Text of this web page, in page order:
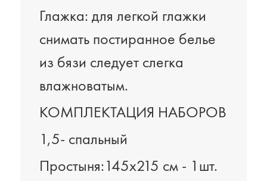
Глажка: для легкой глажки
снимать постиранное белье
из бязи следует слегка
влажноватым.
КОМПЛЕКТАЦИЯ НАБОРОВ
1,5- спальный
Простыня:145х215 см - 1шт.